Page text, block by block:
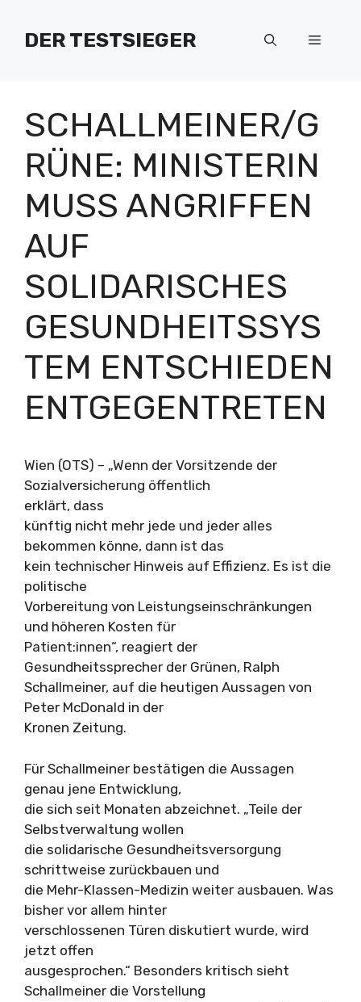
Inhalt
springenDER TESTSIEGER Menü
SCHALLMEINER/G
RÜNE: MINISTERIN
MUSS ANGRIFFEN
AUF
SOLIDARISCHES
GESUNDHEITSSYS
TEM ENTSCHIEDEN
ENTGEGENTRETEN
Wien (OTS) – „Wenn der Vorsitzende der
Sozialversicherung öffentlich
erklärt, dass
künftig nicht mehr jede und jeder alles
bekommen könne, dann ist das
kein technischer Hinweis auf Effizienz. Es ist die
politische
Vorbereitung von Leistungseinschränkungen
und höheren Kosten für
Patient:innen“, reagiert der
Gesundheitssprecher der Grünen, Ralph
Schallmeiner, auf die heutigen Aussagen von
Peter McDonald in der
Kronen Zeitung.
Für Schallmeiner bestätigen die Aussagen
genau jene Entwicklung,
die sich seit Monaten abzeichnet. „Teile der
Selbstverwaltung wollen
die solidarische Gesundheitsversorgung
schrittweise zurückbauen und
die Mehr-Klassen-Medizin weiter ausbauen. Was
bisher vor allem hinter
verschlossenen Türen diskutiert wurde, wird
jetzt offen
ausgesprochen.“ Besonders kritisch sieht
Schallmeiner die Vorstellung